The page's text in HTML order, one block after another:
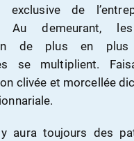
exclusive de
Au demeurant,
de plus en
se multiplient.
clivée et morcellée
aura toujours des